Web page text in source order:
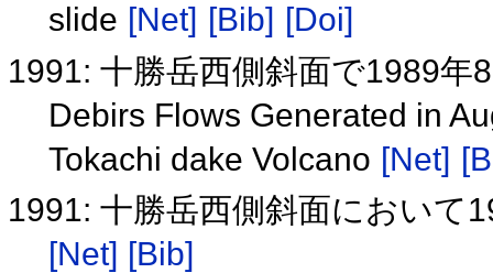
slide [Net] [Bib] [Doi]
1991: 十勝岳西側斜面で1989
Debirs Flows Generated in
Tokachi dake Volcano [Net]
1991: 十勝岳西側斜面において
[Net] [Bib]